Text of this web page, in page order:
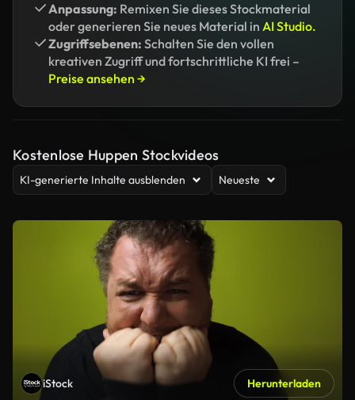
Anpassung: Remixen Sie dieses Stockmaterial
oder generieren Sie neues Material in AI Studio.
Zugriffsebenen: Schalten Sie den vollen
kreativen Zugriff und fortschrittliche KI frei –
Preise ansehen →
Kostenlose Huppen Stockvideos
KI-generierte Inhalte ausblenden Neueste
iStock Herunterladen